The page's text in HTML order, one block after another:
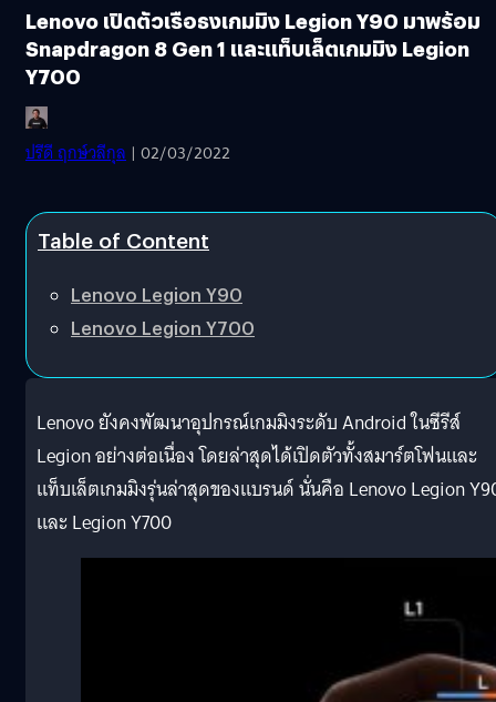
Lenovo เปิดตัวเรือธงเกมมิง Legion Y90 มาพร้อม
Snapdragon 8 Gen 1 และแท็บเล็ตเกมมิง Legion
Y700
ปรีดี ฤกษ์วลีกุล | 02/03/2022
Table of Content
Lenovo Legion Y90
Lenovo Legion Y700
Lenovo ยังคงพัฒนาอุปกรณ์เกมมิงระดับ Android ในซีรีส์
Legion อย่างต่อเนื่อง โดยล่าสุดได้เปิดตัวทั้งสมาร์ตโฟนและ
แท็บเล็ตเกมมิงรุ่นล่าสุดของแบรนด์ นั่นคือ Lenovo Legion
และ Legion Y700